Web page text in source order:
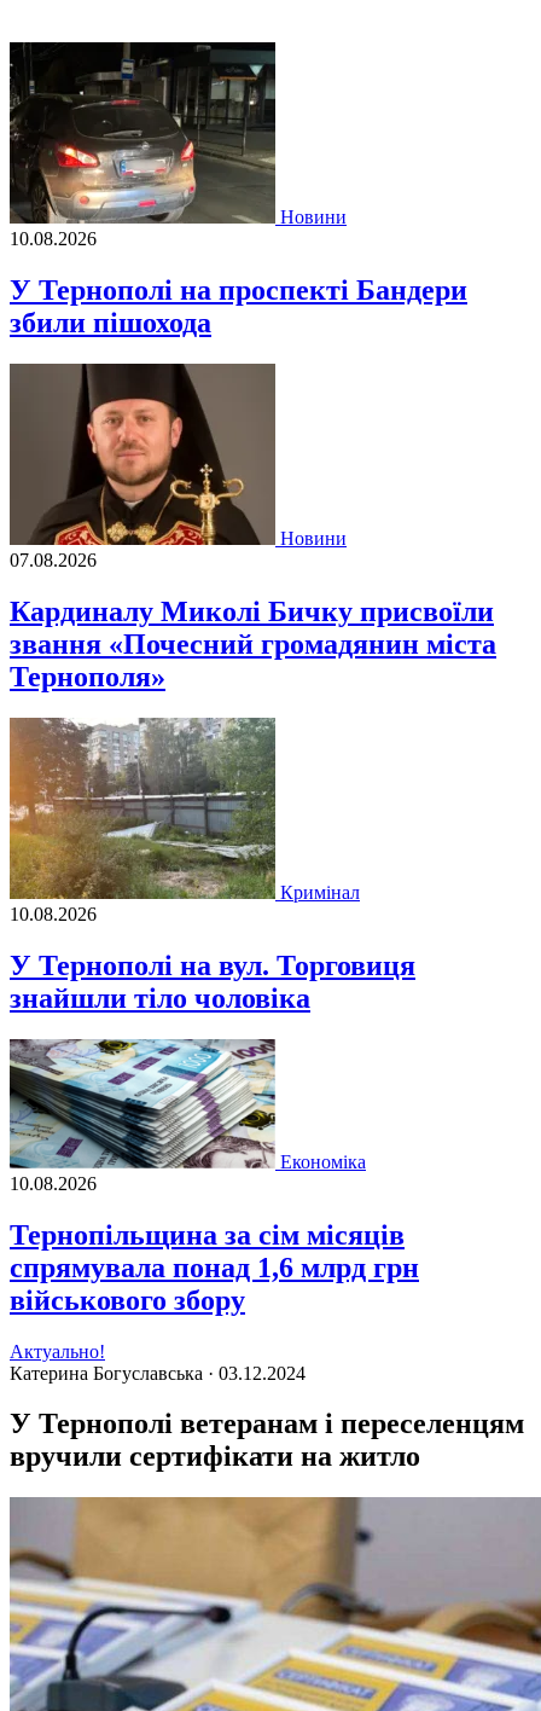
Новини
10.08.2026
У Тернополі на проспекті Бандери
збили пішохода
Новини
07.08.2026
Кардиналу Миколі Бичку присвоїли
звання «Почесний громадянин міста
Тернополя»
Кримінал
10.08.2026
У Тернополі на вул. Торговиця
знайшли тіло чоловіка
Економіка
10.08.2026
Тернопільщина за сім місяців
спрямувала понад 1,6 млрд грн
військового збору
Актуально!
Катерина Богуславська · 03.12.2024
У Тернополі ветеранам і переселенцям
вручили сертифікати на житло